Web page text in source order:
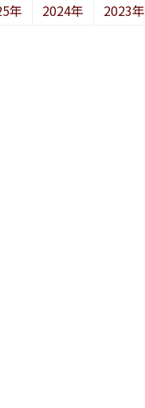
年 2024年 2023年